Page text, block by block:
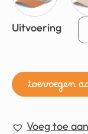
Uitvoering
toevoegen
Voeg toe